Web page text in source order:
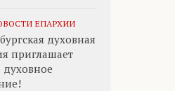
ЕПАРХИИ
духовная
приглашает